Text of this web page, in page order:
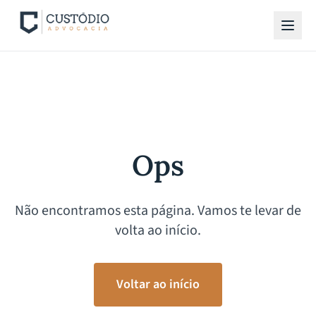
Ops
Não encontramos esta página. Vamos te levar de
volta ao início.
Voltar ao início